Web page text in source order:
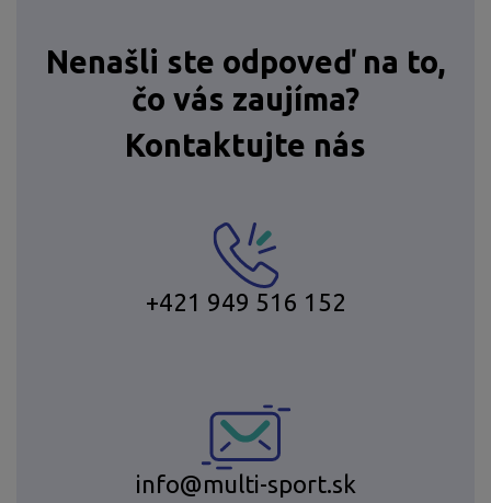
Nenašli ste odpoveď na to,
čo vás zaujíma?
Kontaktujte nás
+421 949 516 152
info@multi-sport.sk